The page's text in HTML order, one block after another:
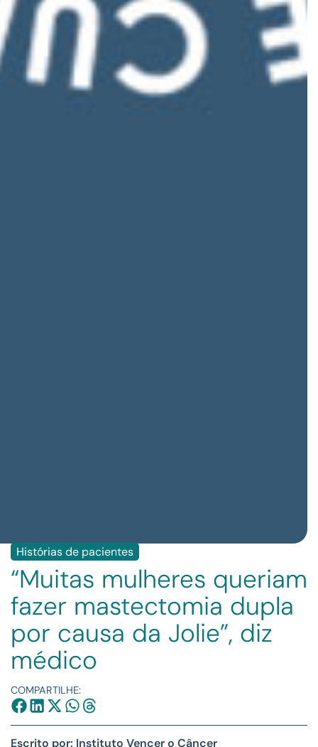
Histórias de pacientes
“Muitas mulheres queriam
fazer mastectomia dupla
por causa da Jolie”, diz
médico
COMPARTILHE:
Escrito por: Instituto Vencer o Câncer